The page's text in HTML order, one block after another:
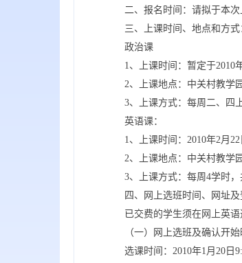
二、报名时间：请拟于本
三、上课时间、地点和方式
政治课
1、上课时间：暂定于2010
2、上课地点：中关村教学
3、上课方式：每周二、四
英语课：
1、上课时间：2010年2月
2、上课地点：中关村教学
3、上课方式：每周4学时，
四、网上选班时间、网址
已交费的学生须在网上英语
（一）网上选班及确认开始
选课时间：2010年1月20日